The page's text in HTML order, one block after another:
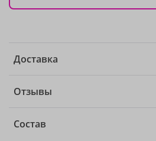
Доставка
Отзывы
Состав